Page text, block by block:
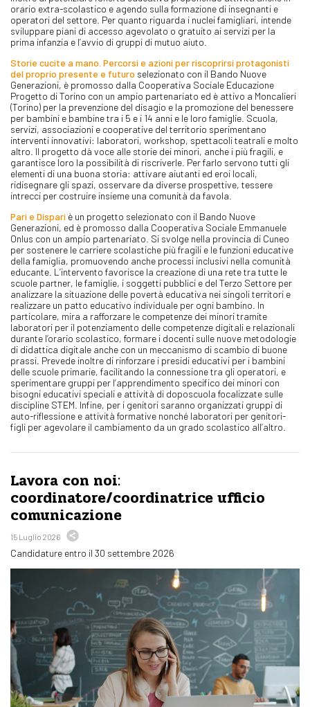
orario extra-scolastico e agendo sulla formazione di insegnanti e
operatori del settore. Per quanto riguarda i nuclei famigliari, intende
sviluppare piani di accesso agevolato o gratuito ai servizi per la
prima infanzia e l’avvio di gruppi di mutuo aiuto.
Storie cucite a mano. Percorsi e azioni per riscoprirsi protagonisti
del proprio presente e futuro selezionato con il Bando Nuove
Generazioni, è promosso dalla Cooperativa Sociale Educazione
Progetto di Torino con un ampio partenariato ed è attivo a Moncalieri
(Torino) per la prevenzione del disagio e la promozione del benessere
per bambini e bambine tra i 5 e i 14 anni e le loro famiglie. Scuola,
servizi, associazioni e cooperative del territorio sperimentano
interventi innovativi: laboratori, workshop, spettacoli teatrali e molto
altro. Il progetto dà voce alle storie dei minori, anche i più fragili, e
garantisce loro la possibilità di riscriverle. Per farlo servono tutti gli
elementi di una buona storia: attivare aiutanti ed eroi locali,
ridisegnare gli spazi, osservare da diverse prospettive, tessere
intrecci per costruire insieme una comunità da favola.
Pari e Dispari è un progetto selezionato con il Bando Nuove
Generazioni, ed è promosso dalla Cooperativa Sociale Emmanuele
Onlus con un ampio partenariato. Si svolge nella provincia di Cuneo
per sostenere le carriere scolastiche più fragili e le funzioni educative
della famiglia, promuovendo anche processi inclusivi nella comunità
educante. L’intervento favorisce la creazione di una rete tra tutte le
scuole partner, le famiglie, i soggetti pubblici e del Terzo Settore per
analizzare la situazione delle povertà educativa nei singoli territori e
realizzare un patto educativo individuale per ogni bambino. In
particolare, mira a rafforzare le competenze dei minori tramite
laboratori per il potenziamento delle competenze digitali e relazionali
durante l’orario scolastico, formare i docenti sulle nuove metodologie
di didattica digitale anche con un meccanismo di scambio di buone
prassi. Prevede inoltre di rinforzare i presidi educativi per i bambini
delle scuole primarie, facilitando la connessione tra gli operatori, e
sperimentare gruppi per l’apprendimento specifico dei minori con
bisogni educativi speciali e attività di doposcuola focalizzate sulle
discipline STEM. Infine, per i genitori saranno organizzati gruppi di
auto-riflessione e attività formative nonché laboratori per genitori-
figli per agevolare il cambiamento da un grado scolastico all’altro.
Lavora con noi:
coordinatore/coordinatrice ufficio
comunicazione
15 Luglio 2026
Candidature entro il 30 settembre 2026